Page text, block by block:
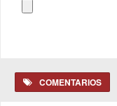
COMENTARIOS